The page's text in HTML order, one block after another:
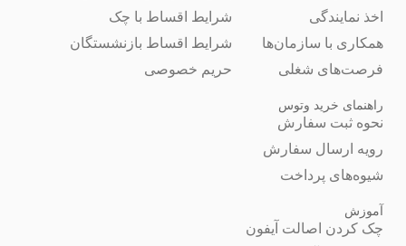
اخذ نمایندگی
همکاری با سازمان‌ها
فرصت‌های شغلی
شرایط اقساط با چک
شرایط اقساط بازنشستگان
حریم خصوصی
راهنمای خرید وتوس
نحوه ثبت سفارش
رویه ارسال سفارش
شیوه‌های پرداخت
آموزش
چک کردن اصالت آیفون